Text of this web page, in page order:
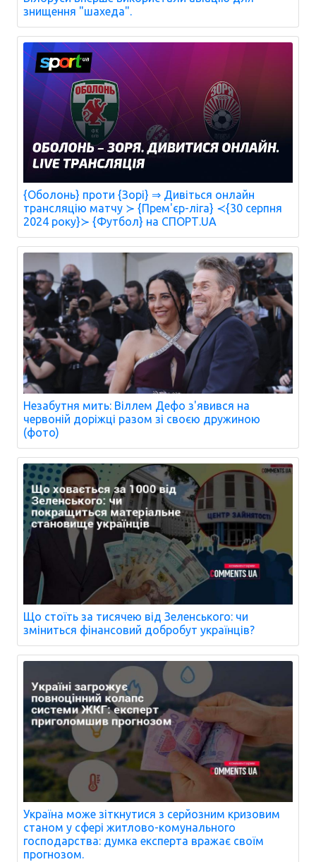
знищення "шахеда".
{Оболонь} проти {Зорі} ⇒ Дивіться онлайн
трансляцію матчу ≻ {Прем'єр-ліга} ≺{30 серпня
2024 року}≻ {Футбол} на СПОРТ.UA
Незабутня мить: Віллем Дефо з'явився на
червоній доріжці разом зі своєю дружиною
(фото)
Що стоїть за тисячею від Зеленського: чи
зміниться фінансовий добробут українців?
Україна може зіткнутися з серйозним кризовим
станом у сфері житлово-комунального
господарства: думка експерта вражає своїм
прогнозом.